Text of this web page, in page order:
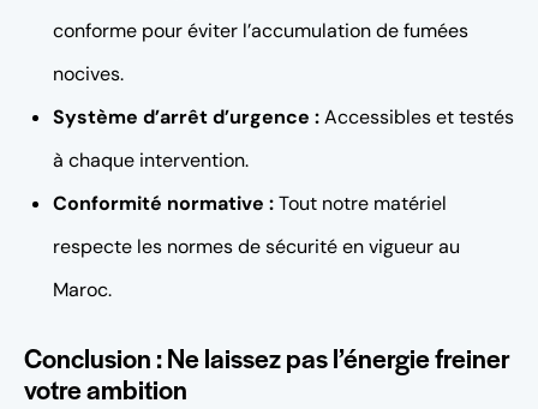
conforme pour éviter l’accumulation de fumées
nocives.
Système d’arrêt d’urgence :Accessibles et testés
à chaque intervention.
Conformité normative :Tout notre matériel
respecte les normes de sécurité en vigueur au
Maroc.
Conclusion : Ne laissez pas l’énergie freiner
votre ambition